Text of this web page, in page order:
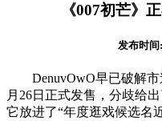
《007初芒》
发布时间
DenuvOwO早已破解市
月26日正式发售，分歧给
它放进了“年度逛戏候选名